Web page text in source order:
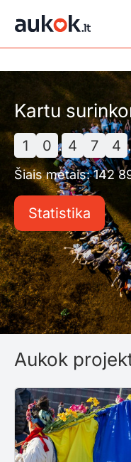
Kartu
1 0 . 4 7 4 .
Šiais metais: 142
Statistika
Aukok